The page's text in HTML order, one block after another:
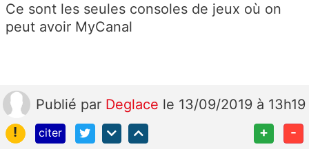
Ce sont les seules consoles de jeux où on
peut avoir MyCanal
Publié par Deglace le 13/09/2019 à 13h19
!
citer + -